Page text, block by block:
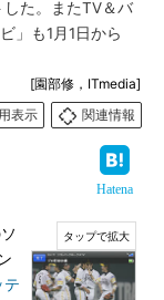
た。またTV＆バ
」も1月1日から
[園部修，ITmedia]
表示
関連情報
Hatena
テ